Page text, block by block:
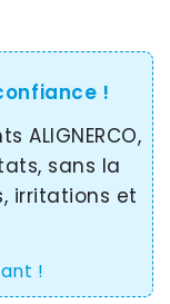
!
ALIGNERCO,
sans la
irritations et
!